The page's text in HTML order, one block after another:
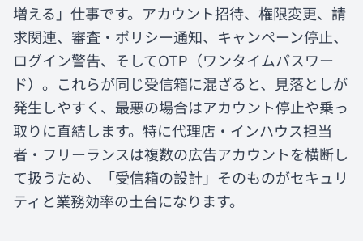
増える」仕事です。アカウント招待、権限変更、請
求関連、審査・ポリシー通知、キャンペーン停止、
ログイン警告、そしてOTP（ワンタイムパスワー
ド）。これらが同じ受信箱に混ざると、見落としが
発生しやすく、最悪の場合はアカウント停止や乗っ
取りに直結します。特に代理店・インハウス担当
者・フリーランスは複数の広告アカウントを横断し
て扱うため、「受信箱の設計」そのものがセキュリ
ティと業務効率の土台になります。